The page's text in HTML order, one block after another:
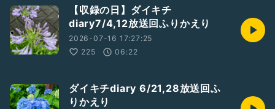
【収録の日】ダイキチ
diary7/4,12放送回ふりかえり
2026-07-16 17:27:25
225
06:22
ダイキチdiary 6/21,28放送回ふ
りかえり